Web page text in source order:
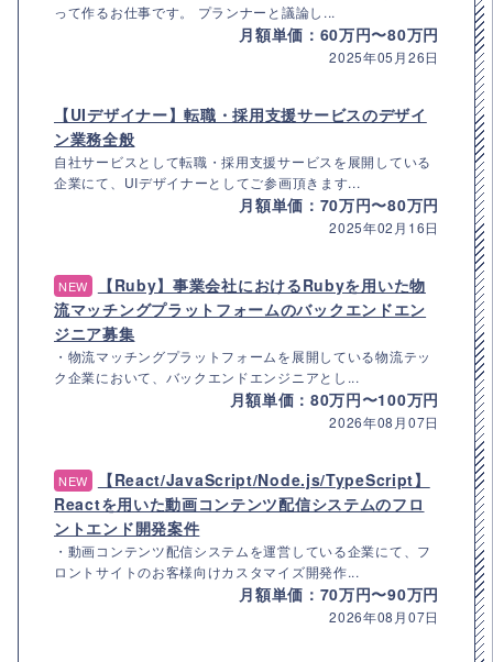
って作るお仕事です。 プランナーと議論し...
月額単価：60万円〜80万円
2025年05月26日
【UIデザイナー】転職・採用支援サービスのデザイ
ン業務全般
自社サービスとして転職・採用支援サービスを展開している
企業にて、UIデザイナーとしてご参画頂きます...
月額単価：70万円〜80万円
2025年02月16日
NEW
【Ruby】事業会社におけるRubyを用いた物
流マッチングプラットフォームのバックエンドエン
ジニア募集
・物流マッチングプラットフォームを展開している物流テッ
ク企業において、バックエンドエンジニアとし...
月額単価：80万円〜100万円
2026年08月07日
NEW
【React/JavaScript/Node.js/TypeScript】
Reactを用いた動画コンテンツ配信システムのフロ
ントエンド開発案件
・動画コンテンツ配信システムを運営している企業にて、フ
ロントサイトのお客様向けカスタマイズ開発作...
月額単価：70万円〜90万円
2026年08月07日